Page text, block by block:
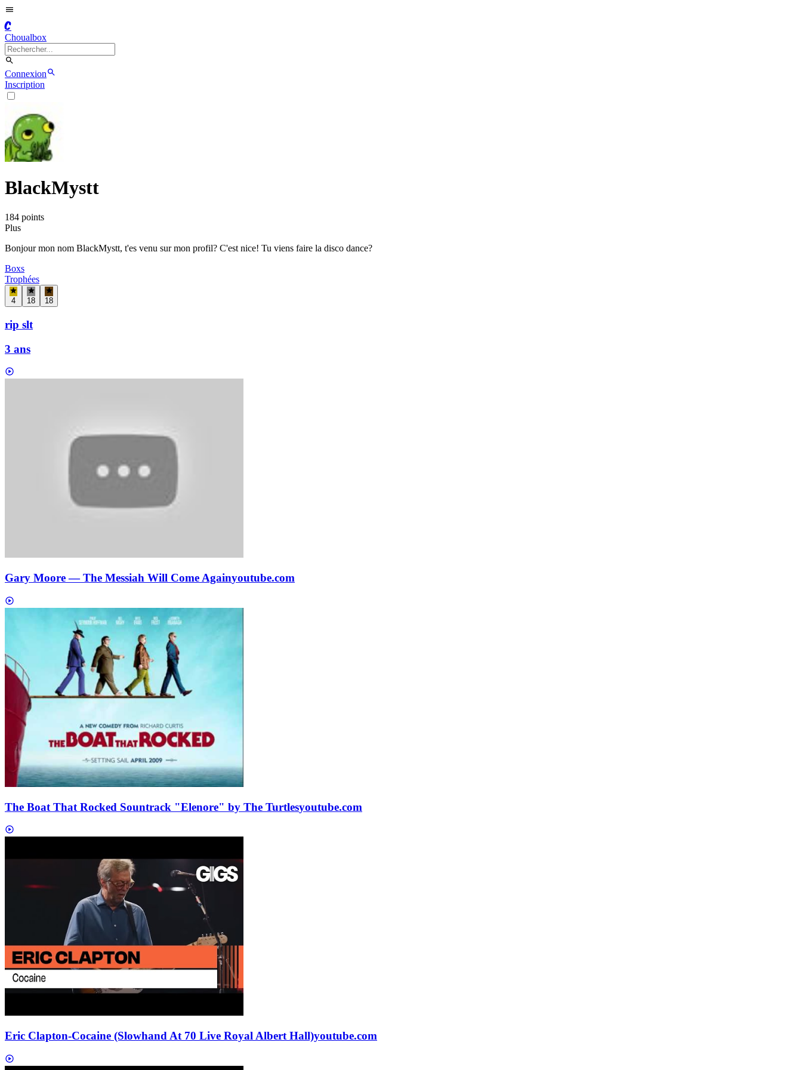
C
Choualbox
Connexion
Inscription
BlackMystt
184 points
Plus
Bonjour mon nom BlackMystt, t'es venu sur mon profil? C'est nice! Tu viens faire la disco dance?
Boxs
Trophées
4 18 18
rip slt
3 ans
Gary Moore — The Messiah Will Come Againyoutube.com
The Boat That Rocked Sountrack "Elenore" by The Turtlesyoutube.com
Eric Clapton-Cocaine (Slowhand At 70 Live Royal Albert Hall)youtube.com